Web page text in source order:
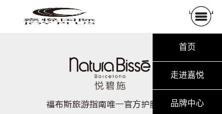
首页
走进嘉悦
品牌中心